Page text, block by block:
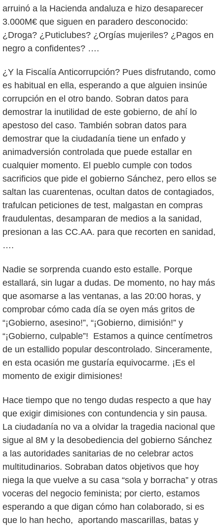
arruinó a la Hacienda andaluza e hizo desaparecer
3.000M€ que siguen en paradero desconocido:
¿Droga? ¿Puticlubes? ¿Orgías mujeriles? ¿Pagos en
negro a confidentes? ….
¿Y la Fiscalía Anticorrupción? Pues disfrutando, como
es habitual en ella, esperando a que alguien insinúe
corrupción en el otro bando. Sobran datos para
demostrar la inutilidad de este gobierno, de ahí lo
apestoso del caso. También sobran datos para
demostrar que la ciudadanía tiene un enfado y
animadversión controlada que puede estallar en
cualquier momento. El pueblo cumple con todos
sacrificios que pide el gobierno Sánchez, pero ellos se
saltan las cuarentenas, ocultan datos de contagiados,
trafulcan peticiones de test, malgastan en compras
fraudulentas, desamparan de medios a la sanidad,
presionan a las CC.AA. para que recorten en sanidad,
….
Nadie se sorprenda cuando esto estalle. Porque
estallará, sin lugar a dudas. De momento, no hay más
que asomarse a las ventanas, a las 20:00 horas, y
comprobar cómo cada día se oyen más gritos de
“¡Gobierno, asesino!”, “¡Gobierno, dimisión!” y
“¡Gobierno, culpable”! Estamos a quince centímetros
de un estallido popular descontrolado. Sinceramente,
en esta ocasión me gustaría equivocarme. ¡Es el
momento de exigir dimisiones!
Hace tiempo que no tengo dudas respecto a que hay
que exigir dimisiones con contundencia y sin pausa.
La ciudadanía no va a olvidar la tragedia nacional que
sigue al 8M y la desobediencia del gobierno Sánchez
a las autoridades sanitarias de no celebrar actos
multitudinarios. Sobraban datos objetivos que hoy
niega la que vuelve a su casa “sola y borracha” y otras
voceras del negocio feminista; por cierto, estamos
esperando a que digan cómo han colaborado, si es
que lo han hecho, aportando mascarillas, batas y